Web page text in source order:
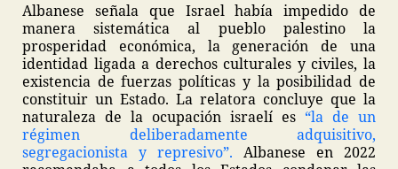
Albanese señala que Israel había impedido de
manera sistemática al pueblo palestino la
prosperidad económica, la generación de una
identidad ligada a derechos culturales y civiles, la
existencia de fuerzas políticas y la posibilidad de
constituir un Estado. La relatora concluye que la
naturaleza de la ocupación israelí es “la de un
régimen deliberadamente adquisitivo,
segregacionista y represivo”. Albanese en 2022